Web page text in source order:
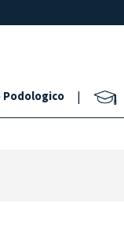
|